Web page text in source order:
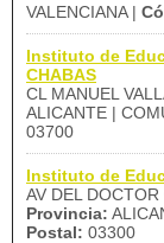
VALENCIANA |
Instituto de
CHABAS
CL MANUEL
ALICANTE |
03700
Instituto de
AV DEL
Provincia:
Postal: 03300